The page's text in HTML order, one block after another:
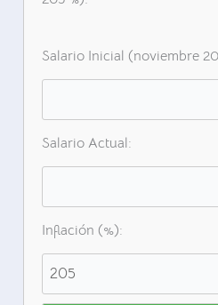
Salario Inicial (noviembre
Salario Actual:
Inflación (%):